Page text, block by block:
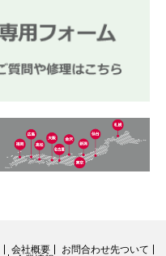
会社概要
お問合わせ先ついて